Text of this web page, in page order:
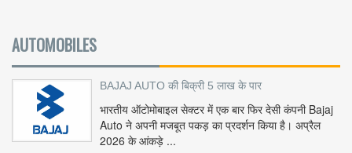
AUTOMOBILES
BAJAJ AUTO की बिक्री 5 लाख के पार
भारतीय ऑटोमोबाइल सेक्टर में एक बार फिर देसी कंपनी Bajaj
Auto ने अपनी मजबूत पकड़ का प्रदर्शन किया है। अप्रैल
2026 के आंकड़े ...